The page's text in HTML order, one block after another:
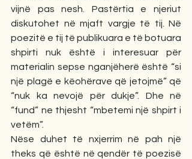
vijnë pas nesh. Pastërtia e njeriut
diskutohet në mjaft vargje të tij. Në
poezitë e tij të publikuara e të botuara
shpirti nuk është i interesuar për
materialin sepse nganjëherë është “si
një plagë e këohërave që jetojmë” që
“nuk ka nevojë për dukje”. Dhe në
“fund” ne thjesht “mbetemi një shpirt i
vetëm”.
Nëse duhet të nxjerrim në pah një
theks që është në qendër të poezisë